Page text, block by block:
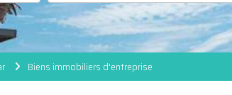
Biens immobiliers d'entreprise